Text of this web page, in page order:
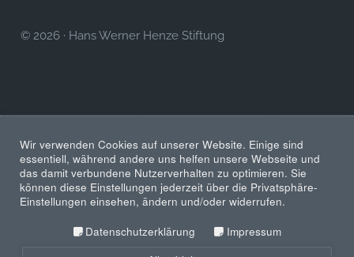
© 2026 · Hans Werner Henze Stiftung
Wir verwenden Cookies auf unserer Website. Einige sind
essentiell, während andere uns helfen unsere Webseite und
das damit verbundene Nutzerverhalten zu optimieren. Sie
können diese Einstellungen jederzeit über die Privatsphäre-
Einstellungen einsehen, ändern und/oder widerrufen.
Datenschutzerklärung
Impressum